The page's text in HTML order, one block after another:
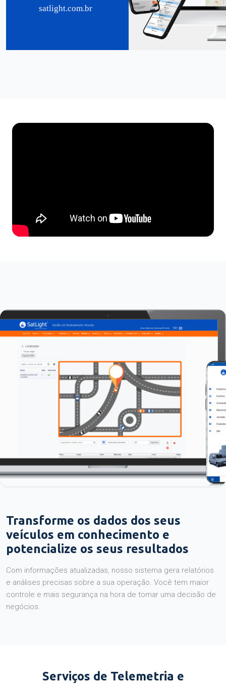
satlight.com.br
Transforme os dados dos seus
veículos em conhecimento e
potencialize os seus resultados
Com informações atualizadas, nosso sistema gera relatórios
e análises precisas sobre a sua operação. Você tem maior
controle e mais segurança na hora de tomar uma decisão de
negócios.
Serviços de Telemetria e